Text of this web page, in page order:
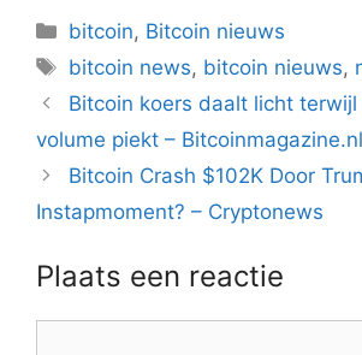
Categorieën
bitcoin, Bitcoin nieuws
Tags
bitcoin news, bitcoin nieuws,
Berichtnavigatie
Bitcoin koers daalt licht
volume piekt – Bitcoinmagazine.nl
Bitcoin Crash $102K Door
Instapmoment? – Cryptonews
Plaats een reactie